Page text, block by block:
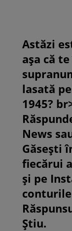
Astăzi
așa că
lasată
1945?
News
Găsești
fiecărui
și pe
Știu.